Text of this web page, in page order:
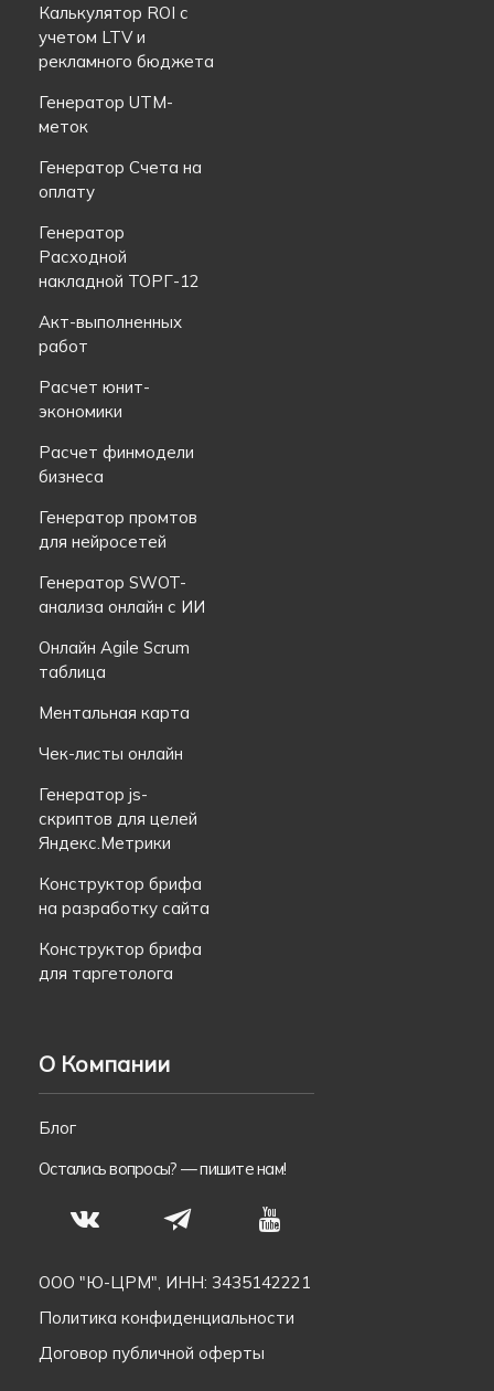
Калькулятор ROI с
учетом LTV и
рекламного бюджета
Генератор UTM-
меток
Генератор Счета на
оплату
Генератор
Расходной
накладной ТОРГ-12
Акт-выполненных
работ
Расчет юнит-
экономики
Расчет финмодели
бизнеса
Генератор промтов
для нейросетей
Генератор SWOT-
анализа онлайн с ИИ
Онлайн Agile Scrum
таблица
Ментальная карта
Чек-листы онлайн
Генератор js-
скриптов для целей
Яндекс.Метрики
Конструктор брифа
на разработку сайта
Конструктор брифа
для таргетолога
О Компании
Блог
Остались вопросы? —пишите нам!
S N T
ООО "Ю-ЦРМ", ИНН: 3435142221
Политика конфиденциальности
Договор публичной оферты